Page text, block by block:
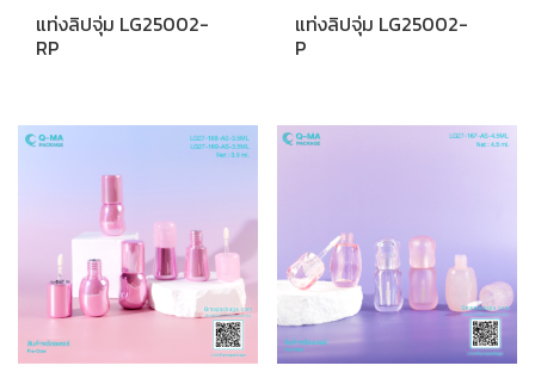
แท่งลิปจุ่ม LG25002-
RP
แท่งลิปจุ่ม LG25002-
P